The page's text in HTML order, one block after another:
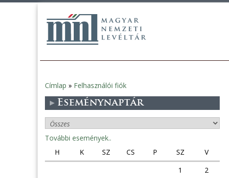
Jelenlegi
hely
Címlap » Felhasználói fiók
Eseménynaptár
További események..
H
K SZ CS P SZ
V
1
2